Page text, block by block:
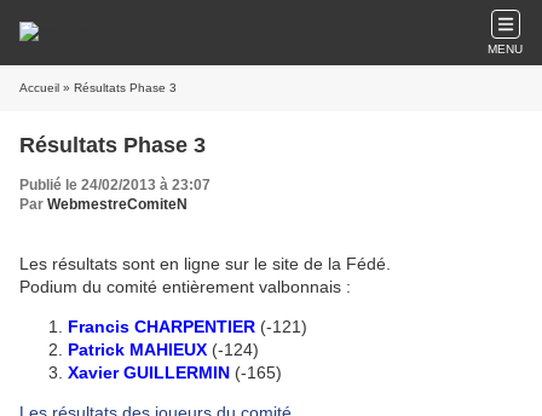
MENU
Accueil » Résultats Phase 3
Résultats Phase 3
Publié le 24/02/2013 à 23:07
Par WebmestreComiteN
Les résultats sont en ligne sur le site de la Fédé.
Podium du comité entièrement valbonnais :
Francis CHARPENTIER (-121)
Patrick MAHIEUX (-124)
Xavier GUILLERMIN (-165)